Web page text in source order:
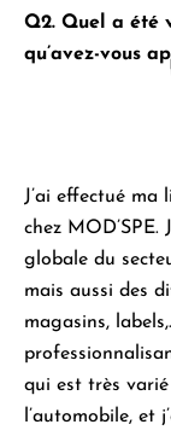
Q2. Quel a été
qu’avez-vous
J’ai effectué ma
chez MOD’SPE.
globale du
mais aussi des
magasins,
qui est très
l’automobile, et